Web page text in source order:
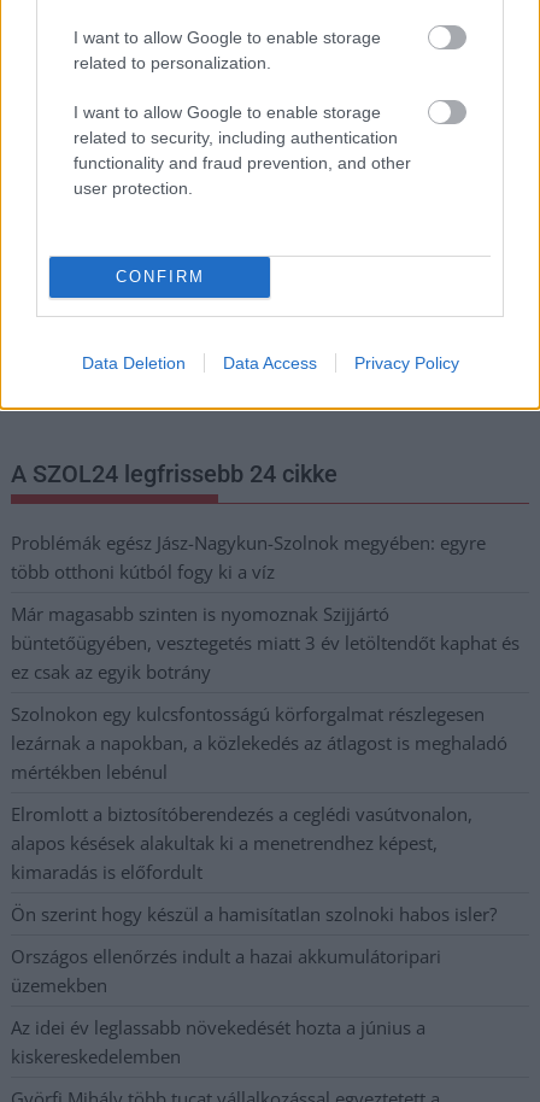
I want to allow Google to enable storage
related to personalization.
I want to allow Google to enable storage
related to security, including authentication
functionality and fraud prevention, and other
user protection.
CONFIRM
Data Deletion Data Access Privacy Policy
Hírlevél feliratkozás
Adja meg keresztnevét:
legfrissebb információkkal és exkluzív tartalmakkal hétről hétre
A SZOL24 legfrissebb 24 cikke
Problémák egész Jász-Nagykun-Szolnok megyében: egyre
több otthoni kútból fogy ki a víz
Már magasabb szinten is nyomoznak Szijjártó
büntetőügyében, vesztegetés miatt 3 év letöltendőt kaphat és
ez csak az egyik botrány
Szolnokon egy kulcsfontosságú körforgalmat részlegesen
lezárnak a napokban, a közlekedés az átlagost is meghaladó
mértékben lebénul
Elromlott a biztosítóberendezés a ceglédi vasútvonalon,
alapos késések alakultak ki a menetrendhez képest,
kimaradás is előfordult
Ön szerint hogy készül a hamisítatlan szolnoki habos isler?
Országos ellenőrzés indult a hazai akkumulátoripari
üzemekben
Az idei év leglassabb növekedését hozta a június a
kiskereskedelemben